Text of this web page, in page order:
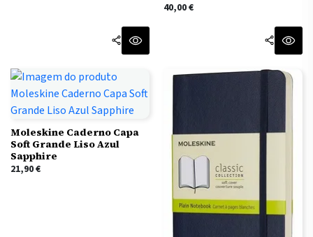
40,00€
Moleskine Caderno Capa
Soft Grande Liso Azul
Sapphire
21,90€